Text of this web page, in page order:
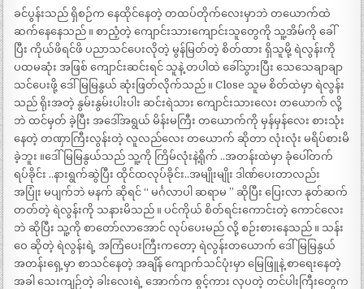
ခင်ပွန်းသည် ရှိစဉ်က နေထိုင်နေတဲ့ တထပ်တိုက်လေးမှာဘဲ တယောက်ထဲ
ဆက်နေနေသည် ။ စာညံ့တဲ့ ကျောင်းသားကျောင်းသူတွေကို သူ့အိမ်ကို ခေါ်
ပြီး ကိုယ်ဖိရင်ဖိ ပညာသင်ပေးလိုတဲ့ မွန်မြတ်တဲ့ စိတ်ထား ရှိသူမို့ ရဲလွန်းကို
ပထမဆုံး အဖြစ် ကျောင်းဆင်းရင် သူနဲ့ တပါထဲ ခေါ်သွားပြီး သေသေချာချာ
သင်ပေးဖို့ ဒေါ်မြမြနွယ် ဆုံးဖြတ်လိုက်သည် ။ Close သူမ စိတ်ထဲမှာ ရဲလွန်း
သည် ရိုးအတဲ့ နွမ်းနွမ်းပါးပါး ဆင်းရဲသား ကျောင်းသားလေး တယောက် လို့
ဘဲ ထင်မှတ် ခဲ့ပြီး အဒေါ်အရွယ် မိန်းမကြီး တယောက်ကို မှန်မှန်လေး စားသုံး
နေတဲ့ တဏှာကြီးလွန်းတဲ့ လူလည်လေး တယောက် ဆိုတာ လုံးလုံး မရိပ်စားမိ
ခဲ့ဘူး ။ဒေါ်မြမြနွယ်သည် သူ့ကို ကြိမ်လုံးနဲ့ရိုက် ..အတန်းထဲမှာ ခုံပေါ်တက်
ရပ်ခိုင်း ..နားရွက်ဆွဲပြီး ထိုင်ထလုပ်ခိုင်း..အမျိုးမျိုး ဒါဏ်ပေးတာလည်း
အပြုံး မပျက်ဘဲ မနက် ဆိုရင် “ မင်္ဂလာပါ ဆရာမ ” ဆိုပြီး ပြေးလာ နုတ်ဆက်
တတ်တဲ့ ရဲလွန်းကို သနားမိသည် ။ ပင်ကိုယ် စိတ်ရင်းကောင်းတဲ့ ကောင်လေး
ဘဲ ဆိုပြီး သူ့ကို စာတော်လာအောင် လုပ်ပေးမည် လို့ စဉ်းစားနေသည် ။ သန်း
ဝေ ဆိုတဲ့ ရဲလွန်းရဲ့ အကြံပေးကြီးကတော့ ရဲလွန်းတယောက် ဒေါ်မြမြနွယ်
အတန်းရှေ့မှာ စာသင်နေတဲ့ အချိန် ကျောက်သင်ပုံးမှာ မြေဖြူနဲ့ စာရေးနေတဲ့
အခါ သေးကျဉ်တဲ့ ခါးလေးရဲ့ အောက်က စွင့်ကား လှပတဲ့ တင်ပါးကြီးတွေက